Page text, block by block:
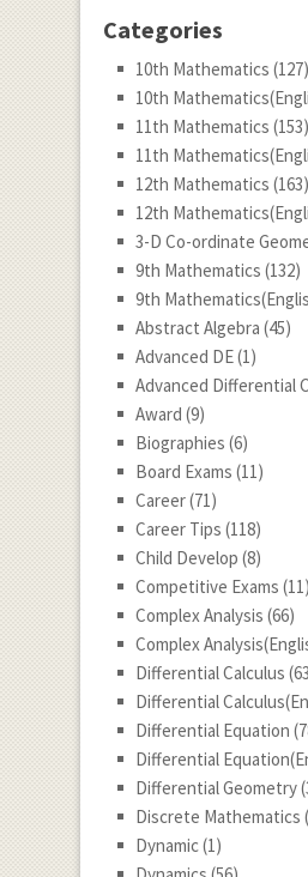
Categories
10th Mathematics (127)
10th
11th Mathematics (153)
11th
12th Mathematics (163)
12th
3-D Co-ordinate
9th Mathematics (132)
9th
Abstract Algebra (45)
Advanced DE(1)
Advanced Differential
Award (9)
Biographies (6)
Board Exams (11)
Career(71)
Career Tips (118)
Child Develop (8)
Competitive Exams (11)
Complex Analysis (66)
Complex
Differential Calculus
Differential
Differential Equation
Differential
Differential Geometry
Discrete Mathematics
Dynamic(1)